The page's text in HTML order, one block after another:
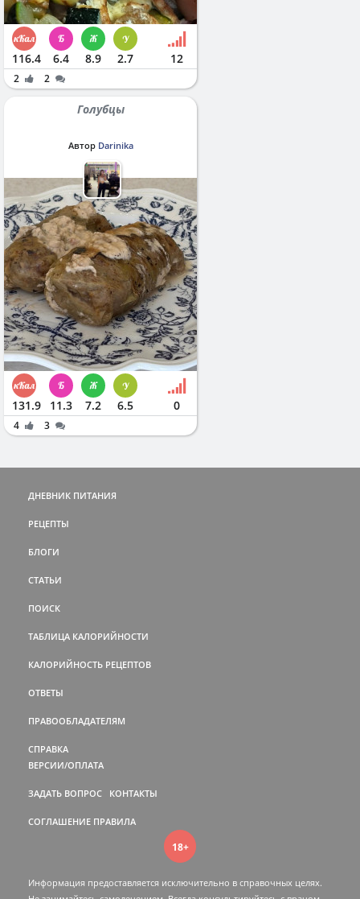
116.4 6.4 8.9 2.7 12
2 2
Голубцы
Автор Darinika
131.9 11.3 7.2 6.5 0
4 3
ДНЕВНИК ПИТАНИЯ
РЕЦЕПТЫ
БЛОГИ
СТАТЬИ
ПОИСК
ТАБЛИЦА КАЛОРИЙНОСТИ
КАЛОРИЙНОСТЬ РЕЦЕПТОВ
ОТВЕТЫ
ПРАВООБЛАДАТЕЛЯМ
СПРАВКА
ВЕРСИИ/ОПЛАТА
ЗАДАТЬ ВОПРОС КОНТАКТЫ
СОГЛАШЕНИЕ ПРАВИЛА
18+
Информация предоставляется исключительно в справочных целях.